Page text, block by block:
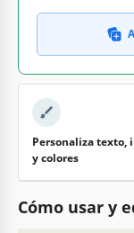
Personaliza texto,
y colores
Cómo usar y